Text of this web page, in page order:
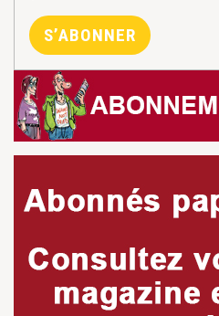
S’ABONNER